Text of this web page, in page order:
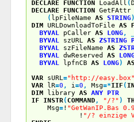
DECLARE FUNCTION LoadAll (
DECLARE
FUNCTION
( lpFileName AS STRING
DIM URLDownloadToFile AS
BYVAL
pCaller AS LONG ,
BYVAL
szURL AS ZSTRING
BYVAL
szFileName AS
BYVAL
dwReserved AS
BYVAL
lpfnCB AS LONG)
VAR sURL ="http://
VAR lR=0 , i =0 , Msg=*IIF (
DIM library AS ANY PTR
IF
INSTR ( COMMAND , "/?" )
Msg= ! "GetWanIP.Bas
! "/? einzige